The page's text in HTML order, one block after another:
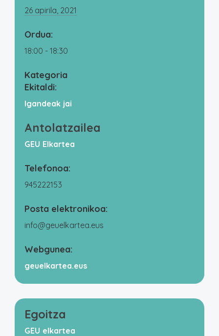
26 apirila, 2021
Ordua:
18:00 - 18:30
Kategoria
Ekitaldi:
Igandeak jai
Antolatzailea
GEU Elkartea
Telefonoa:
945222153
Posta elektronikoa:
info@geuelkartea.eus
Webgunea:
geuelkartea.eus
Egoitza
GEU elkartea